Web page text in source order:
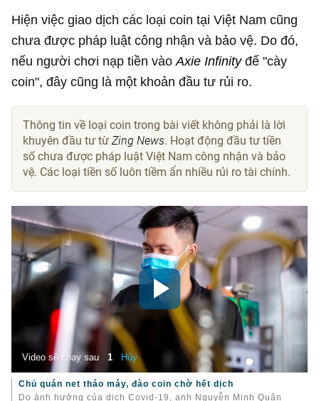
Hiện việc giao dịch các loại coin tại Việt Nam cũng
chưa được pháp luật công nhận và bảo vệ. Do đó,
nếu người chơi nạp tiền vàoAxie Infinityđể "cày
coin", đây cũng là một khoản đầu tư rủi ro.
Thông tin về loại coin trong bài viết không phải là lời
khuyên đầu tư từZing News. Hoạt động đầu tư tiền
số chưa được pháp luật Việt Nam công nhận và bảo
vệ. Các loại tiền số luôn tiềm ẩn nhiều rủi ro tài chính.
Chủ quán net tháo máy, đào coin chờ hết dịch
Do ảnh hưởng của dịch Covid-19, anh Nguyễn Minh Quân